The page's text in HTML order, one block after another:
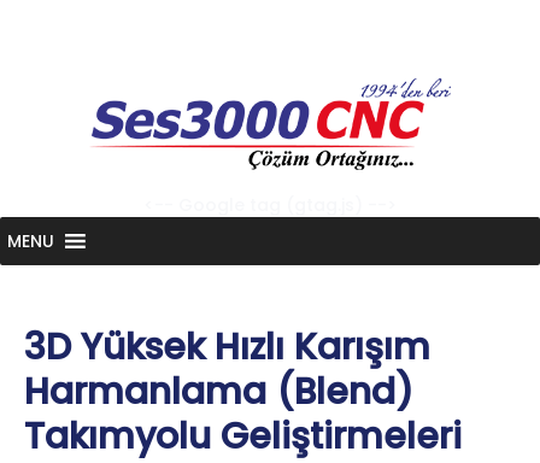
content
MENU
3D Yüksek Hızlı Karışım
Harmanlama (Blend)
Takımyolu Geliştirmeleri